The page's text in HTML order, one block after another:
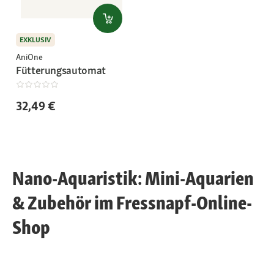
EXKLUSIV
AniOne
Fütterungsautomat
32,49 €
Nano-Aquaristik: Mini-Aquarien
& Zubehör im Fressnapf-Online-
Shop